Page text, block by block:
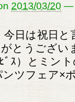
2013/03/20 —
日は祝日と
とうござい
ﾞｽ）とミン
ンツフェア×